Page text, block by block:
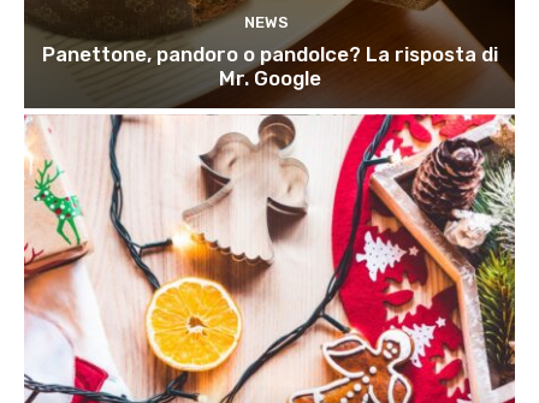
NEWS
Panettone, pandoro o pandolce? La risposta di
Mr. Google